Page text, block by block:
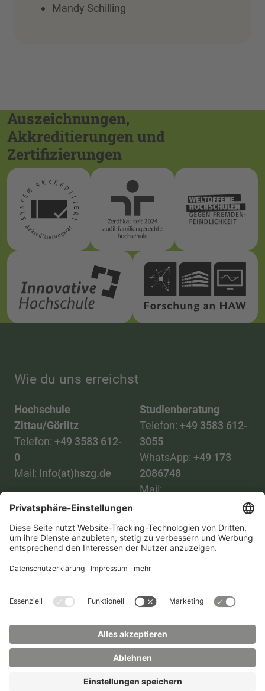
Mandy Schilling
Auszeichnungen,
Akkreditierungen und
Zertifizierungen
Wie du uns erreichst
Hochschule
Zittau/Görlitz
Telefon: +49 3583 612-
0
Mail: info(at)hszg.de
Studienberatung
Telefon: +49 3583 612-
3055
WhatsApp: +49 173
2086748
Mail:
Alle StudiengängeDatenschutz
TransparenzgesetzKontakt